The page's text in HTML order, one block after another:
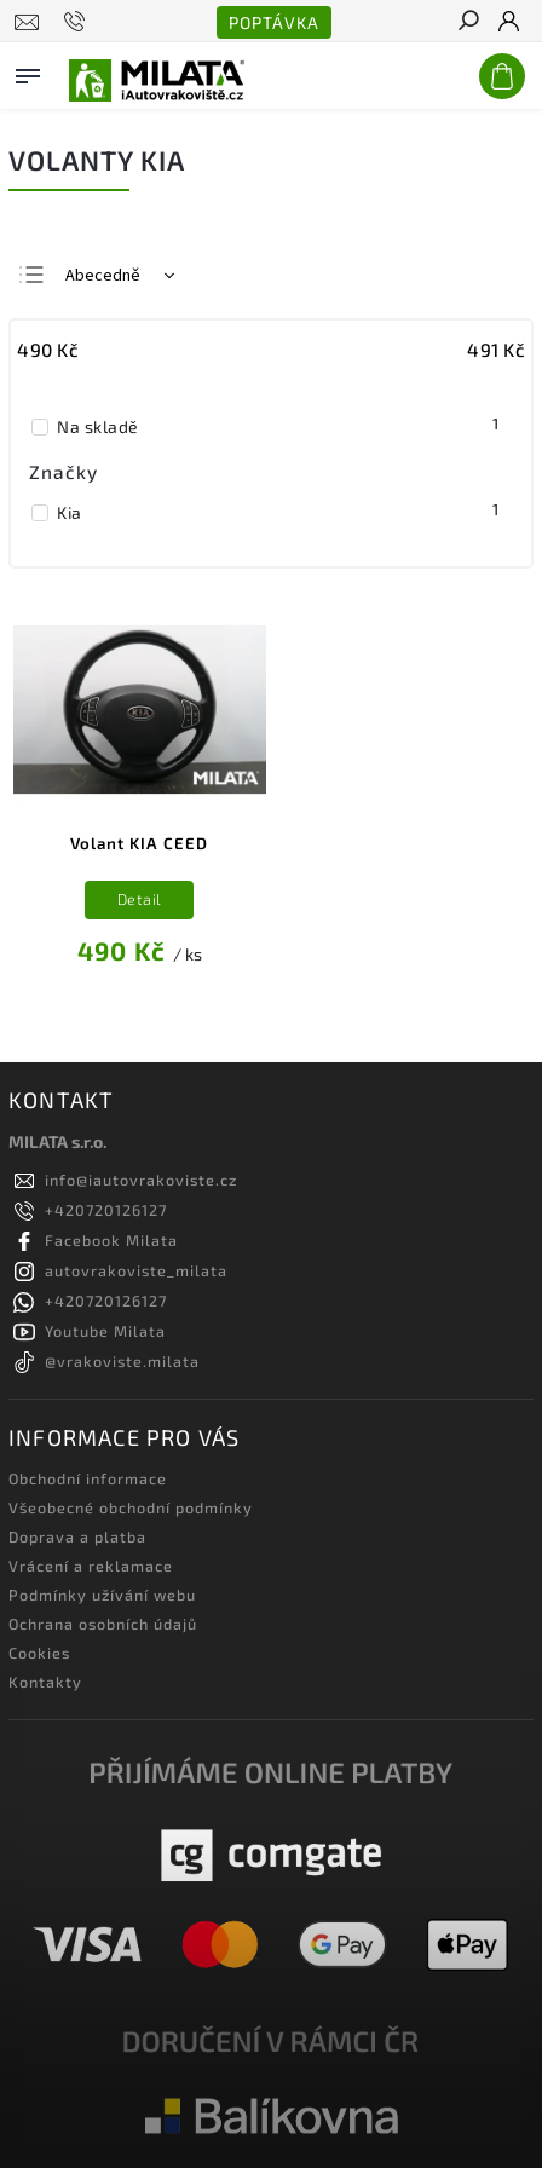
POPTÁVKA
Hledat
VOLANTY KIA
Abecedně
Nejdražší
490 Kč 491 Kč
Na skladě 1
Značky
Kia 1
Volant KIA CEED
490 Kč / ks
Detail
KONTAKT
MILATA s.r.o.
info@iautovrakoviste.cz
+420720126127
Facebook Milata
autovrakoviste_milata
+420720126127
Youtube Milata
@vrakoviste.milata
INFORMACE PRO VÁS
Obchodní informace
Všeobecné obchodní podmínky
Doprava a platba
Vrácení a reklamace
Podmínky užívání webu
Ochrana osobních údajů
Cookies
Kontakty